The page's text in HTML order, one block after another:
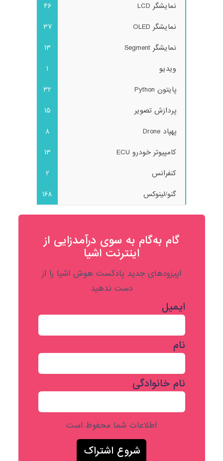
نمایشگر LCD
46
نمایشگر OLED
37
نمایشگر Segment
13
ویدیو
1
پایتون Python
32
پردازش تصویر
15
پهپاد Drone
8
کامپیوتر خودرو ECU
13
کنفرانس
2
گنو/لینوکس
168
گام به‌گام به‌ سوی درآمدزایی از
اینترنت اشیا
اپیزودهای جدید پادکست هوش اشیا را از
دست ندهید
ایمیل
نام
نام خانوادگی
اطلاعات شما محفوظ است